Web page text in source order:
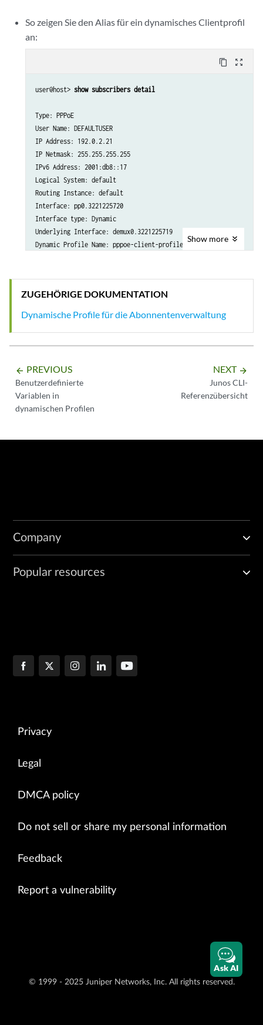
So zeigen Sie den Alias für ein dynamisches Clientprofil
an:
content_copy zoom_out_map
user@host> show subscribers detail
Type: PPPoE
User Name: DEFAULTUSER
IP Address: 192.0.2.21
IP Netmask: 255.255.255.255
IPv6 Address: 2001:db8::17
Logical System: default
Routing Instance: default
Interface: pp0.3221225720
Interface type: Dynamic
Underlying Interface: demux0.3221225719
Radius Accounting ID: 288
VLAN Id: 1
Login Time: 2019-09-23 10:40:56 IST
Show more
ZUGEHÖRIGE DOKUMENTATION
Dynamische Profile für die Abonnentenverwaltung
arrow_backward PREVIOUS
Benutzerdefinierte
Variablen in
dynamischen Profilen
NEXT arrow_forward
Junos CLI-
Referenzübersicht
Company
Popular resources
Privacy
Legal
DMCA policy
Do not sell or share my personal information
Feedback
Report a vulnerability
© 1999 - 2025 Juniper Networks, Inc. All rights reserved.
Ask AI